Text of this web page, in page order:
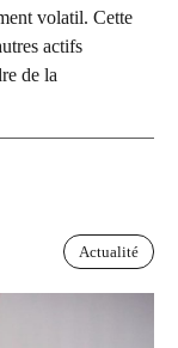
volatil. Cette
actifs
de la
Actualité